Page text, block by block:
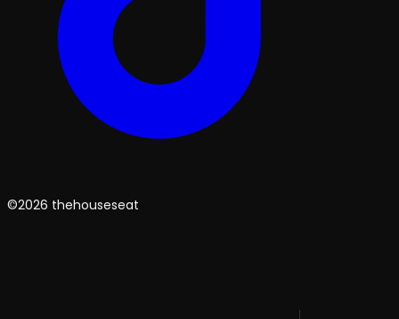
©2026 thehouseseat